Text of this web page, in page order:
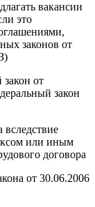
вакансии
это
законов от
от
закон
вследствие
или иным
договора
от 30.06.2006